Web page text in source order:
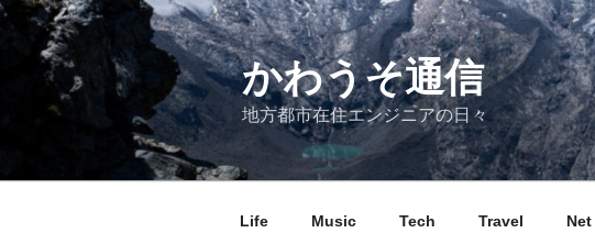
コ
かわうそ通信
地方都市在住エンジニアの日々
Life Music Tech Travel Net